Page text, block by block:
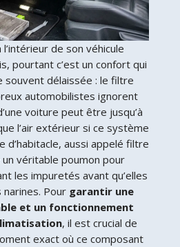
de son véhicule
pourtant c’est un confort qui
souvent délaissée : le filtre
automobilistes ignorent
voiture peut être jusqu’à
l’air extérieur si ce système
d’habitacle, aussi appelé filtre
véritable poumon pour
les impuretés avant qu’elles
Pour garantir une
et un fonctionnement
, il est crucial de
exact où ce composant